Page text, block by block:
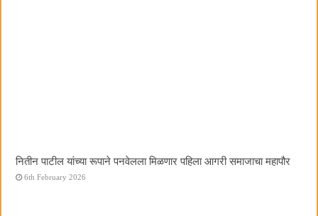
नितीन पाटील यांच्या रूपाने पनवेलला मिळणार पहिला आगरी समाजाचा महापौर
6th February 2026